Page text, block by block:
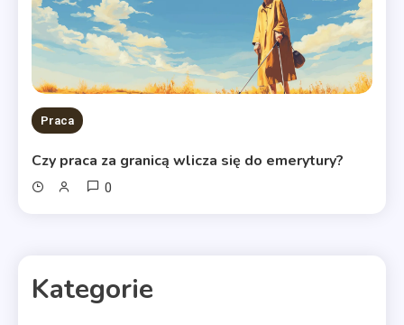
Praca
Czy praca za granicą wlicza się do emerytury?
0
Kategorie